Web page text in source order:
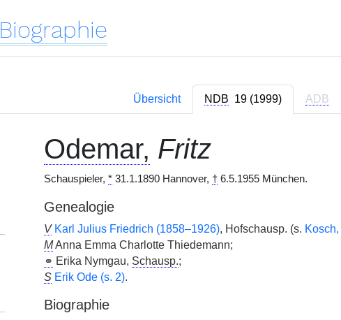
Biographie
Übersicht NDB 19 (1999) ADB
Odemar, Fritz
Schauspieler, *31.1.1890 Hannover, †6.5.1955 München.
Genealogie
V Karl Julius Friedrich (1858–1926), Hofschausp. (s.
MAnna Emma Charlotte Thiedemann;
⚭ Erika Nymgau, Schausp.;
S Erik Ode (s. 2).
Biographie